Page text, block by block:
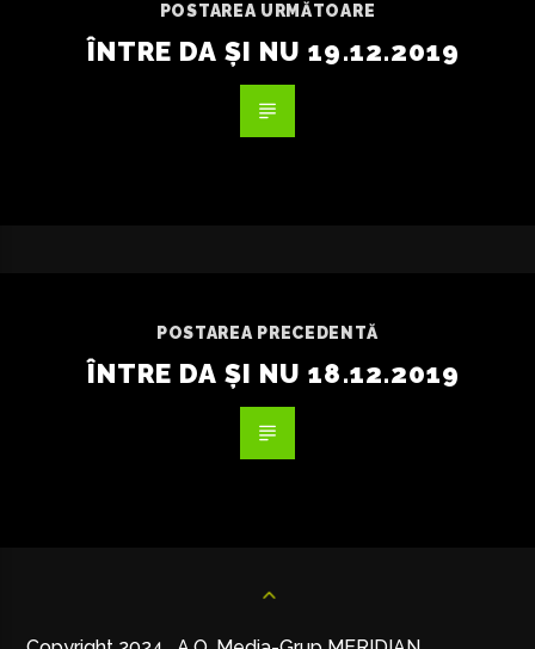
POSTAREA URMĂTOARE
ÎNTRE DA ȘI NU 19.12.2019
POSTAREA PRECEDENTĂ
ÎNTRE DA ȘI NU 18.12.2019